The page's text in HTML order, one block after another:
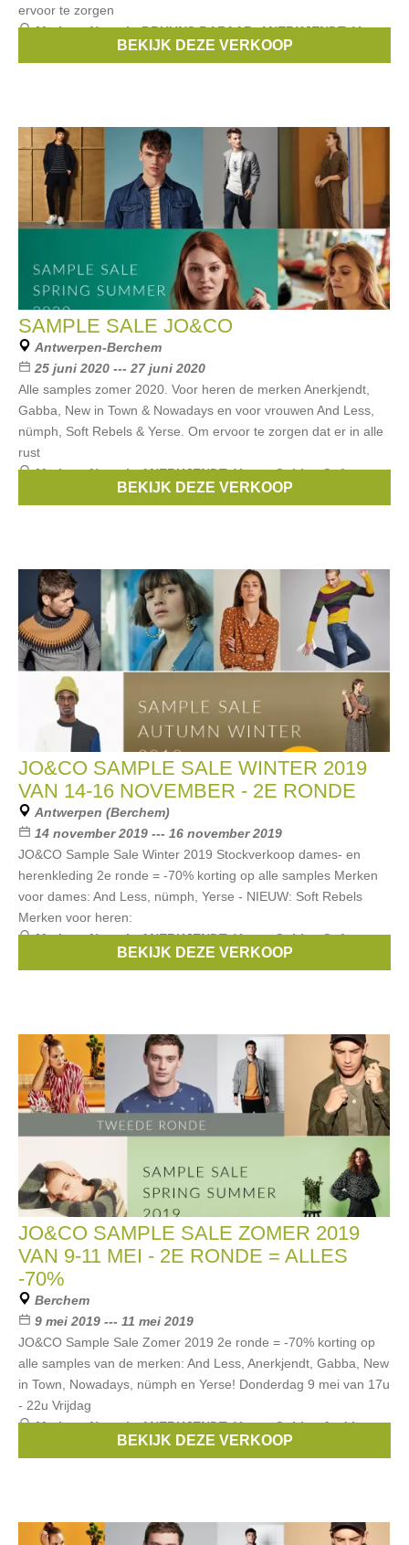
ervoor te zorgen
Merken:Numph,BRUUNS BAZAAR,ANERKJENDT,Yerse,
BEKIJK DEZE VERKOOP
SAMPLE SALE JO&CO
Antwerpen-Berchem
25 juni 2020 --- 27 juni 2020
Alle samples zomer 2020. Voor heren de merken Anerkjendt,
Gabba, New in Town & Nowadays en voor vrouwen And Less,
nümph, Soft Rebels & Yerse. Om ervoor te zorgen dat er in alle
rust
Merken:Numph,ANERKJENDT,Yerse,Gabba,Soft
BEKIJK DEZE VERKOOP
JO&CO SAMPLE SALE WINTER 2019
VAN 14-16 NOVEMBER - 2E RONDE
Antwerpen (Berchem)
14 november 2019 --- 16 november 2019
JO&CO Sample Sale Winter 2019 Stockverkoop dames- en
herenkleding 2e ronde = -70% korting op alle samples Merken
voor dames: And Less, nümph, Yerse - NIEUW: Soft Rebels
Merken voor heren:
Merken:Numph,ANERKJENDT,Yerse,Gabba,Soft
BEKIJK DEZE VERKOOP
JO&CO SAMPLE SALE ZOMER 2019
VAN 9-11 MEI - 2E RONDE = ALLES
-70%
Berchem
9 mei 2019 --- 11 mei 2019
JO&CO Sample Sale Zomer 2019 2e ronde = -70% korting op
alle samples van de merken: And Less, Anerkjendt, Gabba, New
in Town, Nowadays, nümph en Yerse! Donderdag 9 mei van 17u
- 22u Vrijdag
Merken:Numph,ANERKJENDT,Yerse,Gabba,And Less,
BEKIJK DEZE VERKOOP